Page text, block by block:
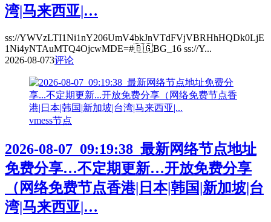
湾|马来西亚|…
ss://YWVzLTI1Ni1nY206UmV4bkJnVTdFVjVBRHhHQDk0LjE
1Ni4yNTAuMTQ4OjcwMDE=#🇧🇬BG_16 ss://Y...
2026-08-073评论
vmess节点
2026-08-07_09:19:38_最新网络节点地址
免费分享…不定期更新…开放免费分享
（网络免费节点香港|日本|韩国|新加坡|台
湾|马来西亚|…